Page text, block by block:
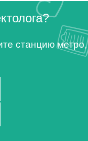
станцию метро,